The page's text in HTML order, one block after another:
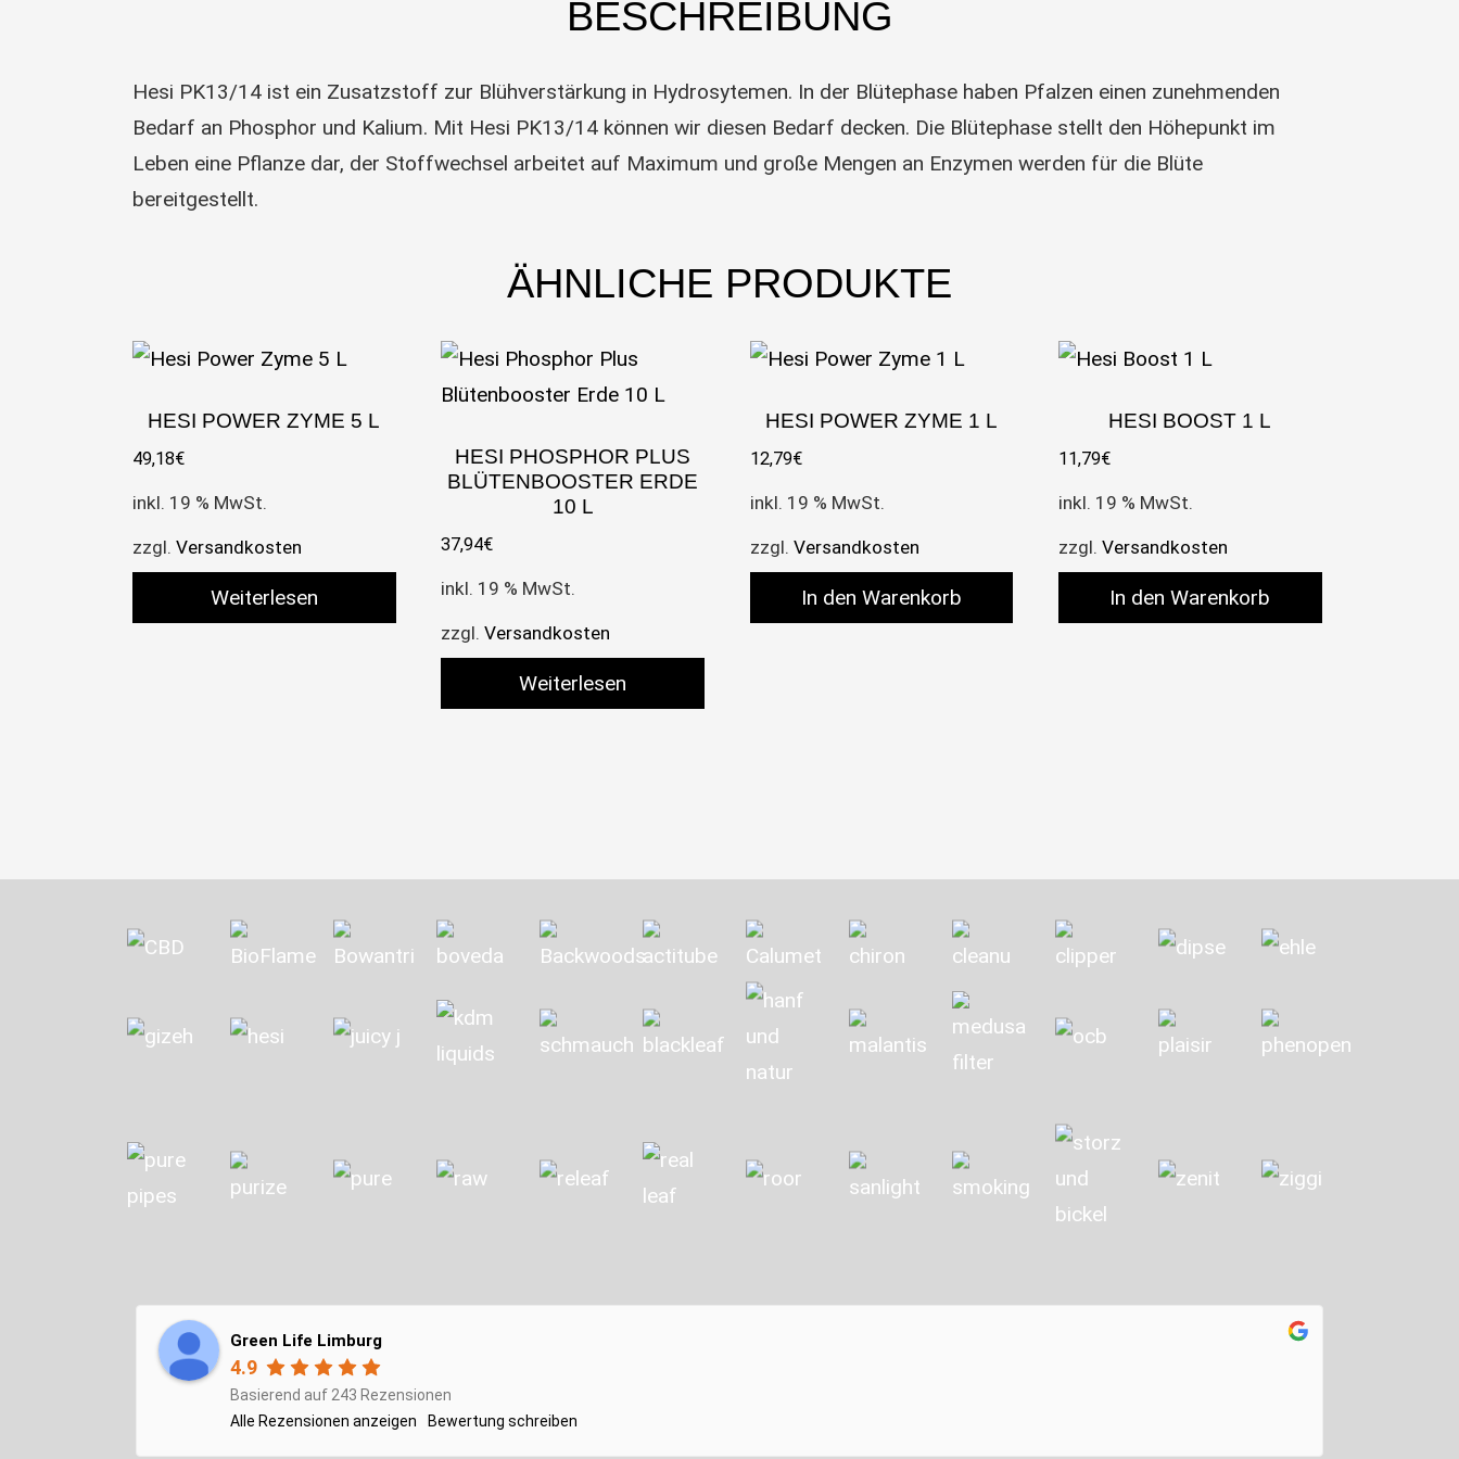
BESCHREIBUNG
Hesi PK13/14 ist ein Zusatzstoff zur Blühverstärkung in Hydrosytemen. In der Blütephase haben Pfalzen einen zunehmenden
Bedarf an Phosphor und Kalium. Mit Hesi PK13/14 können wir diesen Bedarf decken. Die Blütephase stellt den Höhepunkt im
Leben eine Pflanze dar, der Stoffwechsel arbeitet auf Maximum und große Mengen an Enzymen werden für die Blüte
bereitgestellt.
ÄHNLICHE PRODUKTE
HESI POWER ZYME 5 L
49,18€
inkl. 19 % MwSt.
zzgl. Versandkosten
Weiterlesen
HESI PHOSPHOR PLUS
BLÜTENBOOSTER ERDE
10 L
37,94€
inkl. 19 % MwSt.
zzgl.Versandkosten
Weiterlesen
HESI POWER ZYME 1 L
12,79€
inkl. 19 % MwSt.
zzgl. Versandkosten
In den Warenkorb
HESI BOOST 1 L
11,79€
inkl. 19 % MwSt.
zzgl.Versandkosten
In den Warenkorb
Green Life Limburg
4.9
Basierend auf 243 Rezensionen
Alle Rezensionen anzeigen
Bewertung schreiben